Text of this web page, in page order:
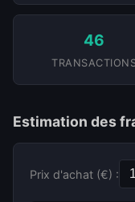
46
Estimation des
Prix d'achat (€) :